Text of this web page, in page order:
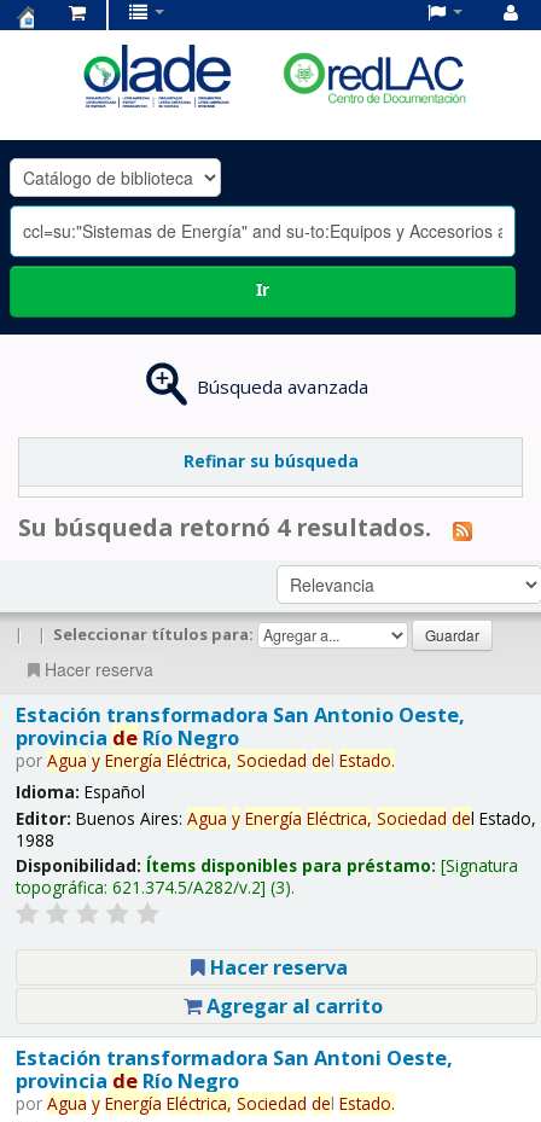
OLADE
-
Ir
Búsqueda avanzada
Refinar su búsqueda
Su búsqueda retornó 4 resultados.
| | Seleccionar títulos para:
Hacer reserva
Estación transformadora San Antonio Oeste,
provincia deRío Negro
por Agua y Energía Eléctrica, Sociedad del Estado.
Idioma: Español
Editor: Buenos Aires: Agua y Energía Eléctrica, Sociedad del Estado,
1988
Disponibilidad: Ítems disponibles para préstamo: Signatura
topográfica: 621.374.5/A282/v.2 (3).
Hacer reserva
Agregar al carrito
Estación transformadora San Antoni Oeste,
provincia deRío Negro
por Agua y Energía Eléctrica, Sociedad del Estado.